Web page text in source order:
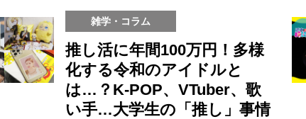
雑学・コラム
推し活に年間100万円！多様
化する令和のアイドルと
は…？K-POP、VTuber、歌
い手…大学生の「推し」事情